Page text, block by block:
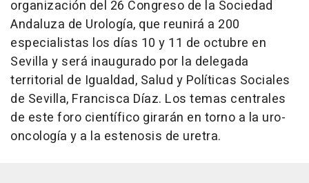
organización del 26 Congreso de la Sociedad
Andaluza de Urología, que reunirá a 200
especialistas los días 10 y 11 de octubre en
Sevilla y será inaugurado por la delegada
territorial de Igualdad, Salud y Políticas Sociales
de Sevilla, Francisca Díaz. Los temas centrales
de este foro científico girarán en torno a la uro-
oncología y a la estenosis de uretra.